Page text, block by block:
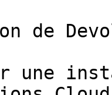
de
une